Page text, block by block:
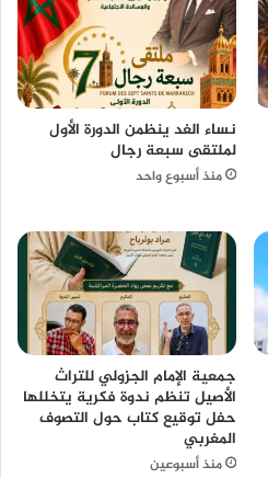
نساء الغد ينظمن الدورة الأول
لملتقى سبعة رجال
منذ أسبوع واحد
جمعية الإمام الجزولي للتراث
الأصيل تنظم ندوة فكرية يتخللها
حفل توقيع كتاب حول التصوف
المغربي
منذ أسبوعين